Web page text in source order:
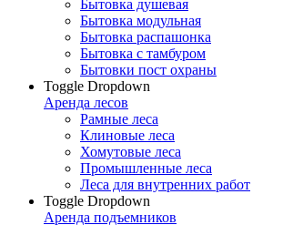
Бытовка душевая
Бытовка модульная
Бытовка распашонка
Бытовка с тамбуром
Бытовки пост охраны
Toggle Dropdown
Аренда лесов
Рамные леса
Клиновые леса
Хомутовые леса
Промышленные леса
Леса для внутренних работ
Toggle Dropdown
Аренда подъемников